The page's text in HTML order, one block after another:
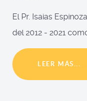
El Pr. Isaias
del 2012 - 2021
LEER MÁS...